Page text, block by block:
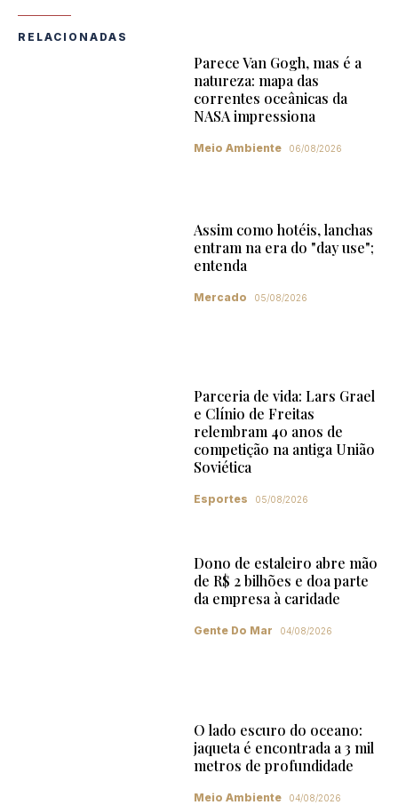
RELACIONADAS
Parece Van Gogh, mas é a
natureza: mapa das
correntes oceânicas da
NASA impressiona
Meio Ambiente 06/08/2026
Assim como hotéis, lanchas
entram na era do "day use";
entenda
Mercado 05/08/2026
Parceria de vida: Lars Grael
e Clínio de Freitas
relembram 40 anos de
competição na antiga União
Soviética
Esportes 05/08/2026
Dono de estaleiro abre mão
de R$ 2 bilhões e doa parte
da empresa à caridade
Gente Do Mar 04/08/2026
O lado escuro do oceano:
jaqueta é encontrada a 3 mil
metros de profundidade
Meio Ambiente 04/08/2026